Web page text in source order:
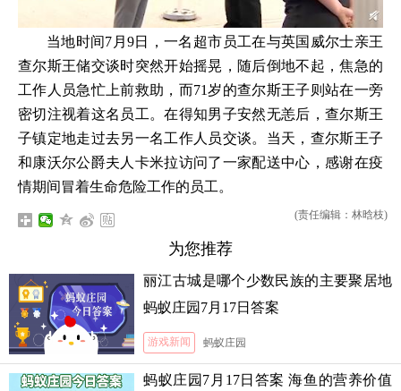
当地时间7月9日，一名超市员工在与英国威尔士亲王
查尔斯王储交谈时突然开始摇晃，随后倒地不起，焦急的
工作人员急忙上前救助，而71岁的查尔斯王子则站在一旁
密切注视着这名员工。在得知男子安然无恙后，查尔斯王
子镇定地走过去另一名工作人员交谈。当天，查尔斯王子
和康沃尔公爵夫人卡米拉访问了一家配送中心，感谢在疫
情期间冒着生命危险工作的员工。
(责任编辑：林晗枝)
为您推荐
丽江古城是哪个少数民族的主要聚居地
蚂蚁庄园7月17日答案
游戏新闻 蚂蚁庄园
蚂蚁庄园7月17日答案 海鱼的营养价值